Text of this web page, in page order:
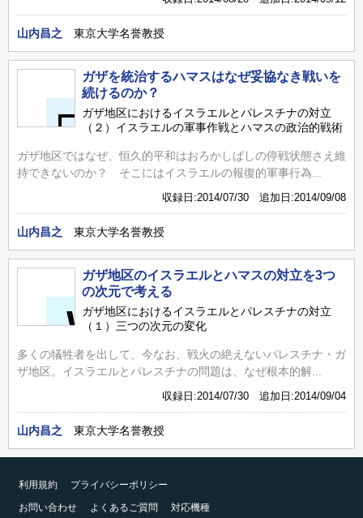
山内昌之 東京大学名誉教授
ガザを統治するハマスはなぜ妥協なき戦いを
続けるのか？
ガザ地区におけるイスラエルとパレスチナの対立
（２）イスラエルの軍事作戦とハマスの政治的戦術
ガザ地区ではなぜ、恒久的平和はおろかしばしの停戦状態さえ維
持できないのか？ そこにはイスラエルの報復的軍事行為...
収録日:2014/07/30 追加日:2014/09/08
山内昌之 東京大学名誉教授
ガザ地区のイスラエルとハマスの対立を3つ
の次元で考える
ガザ地区におけるイスラエルとパレスチナの対立
（１）三つの次元の変化
多くの犠牲者を出して、今なお、戦火の絶えないパレスチナ・ガ
ザ地区。イスラエルとパレスチナの問題は、なぜ根本的解...
収録日:2014/07/30 追加日:2014/09/04
山内昌之 東京大学名誉教授
利用規約
プライバシーポリシー
お問い合わせ
よくあるご質問 対応機種